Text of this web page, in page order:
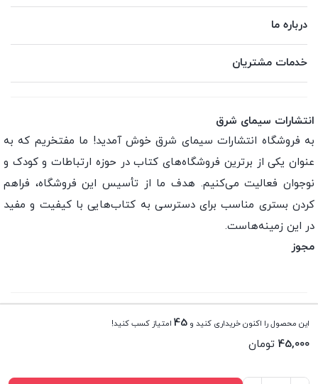
این محصول را اکنون خریداری کنید و 45 امتیاز کسب کنید!
45,000 تومان
درباره ما
خدمات مشتریان
انتشارات سیمای شرق
به فروشگاه انتشارات سیمای شرق خوش آمدید! ما مفتخریم که به
عنوان یکی از برترین فروشگاه‌های کتاب در حوزه ارتباطات و کودک و
نوجوان فعالیت می‌کنیم. هدف ما از تأسیس این فروشگاه، فراهم
کردن بستری مناسب برای دسترسی به کتاب‌هایی با کیفیت و مفید
در این زمینه‌هاست.
مجوز
تمامی حقوق این فروشگاه اینترنتی متعلق به انتشارات سیمای